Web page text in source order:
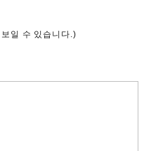
일 수 있습니다.)